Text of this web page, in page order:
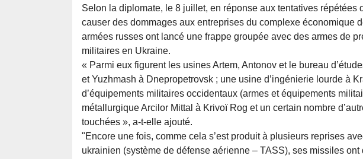
Selon la diplomate, le 8 juillet, en réponse aux tentatives répétées
causer des dommages aux entreprises du complexe économique
armées russes ont lancé une frappe groupée avec des armes de
militaires en Ukraine.
« Parmi eux figurent les usines Artem, Antonov et le bureau
et Yuzhmash à Dnepropetrovsk ; une usine d’ingénierie lourde à
d’équipements militaires occidentaux (armes et équipements
métallurgique Arcilor Mittal à Krivoï Rog et un certain nombre
touchées », a-t-elle ajouté.
"Encore une fois, comme cela s’est produit à plusieurs reprises
ukrainien (système de défense aérienne – TASS), ses missiles